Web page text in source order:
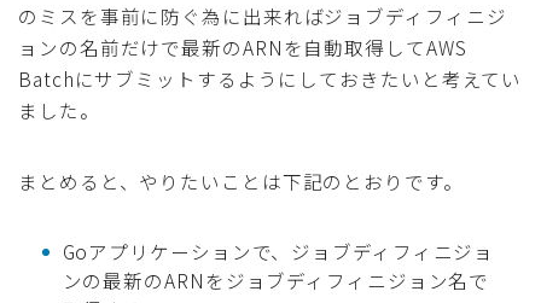
のミスを事前に防ぐ為に出来ればジョブディフィニジ
ョンの名前だけで最新のARNを自動取得してAWS
Batchにサブミットするようにしておきたいと考えてい
ました。
まとめると、やりたいことは下記のとおりです。
Goアプリケーションで、ジョブディフィニジョ
ンの最新のARNをジョブディフィニジョン名で